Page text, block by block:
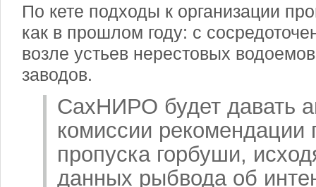
По кете подходы к организации
как в прошлом году: с
возле устьев нерестовых
заводов.
СахНИРО будет давать
комиссии рекомендации
пропуска горбуши,
данных рыбвода об